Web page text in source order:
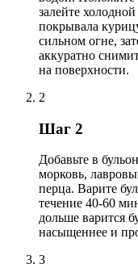
залейте
покрывала
сильном огне,
аккуратно
на поверхности.
2
Шаг 2
Добавьте в
морковь,
перца. Варите
течение 40-60
дольше варится
насыщеннее и
3